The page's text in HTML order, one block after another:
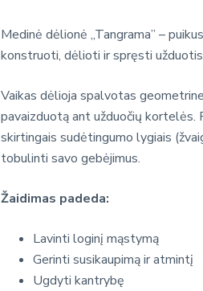
Medinė dėlionė „Tangrama” –
konstruoti, dėlioti ir spręsti
Vaikas dėlioja spalvotas
pavaizduotą ant užduočių
skirtingais sudėtingumo lygiais
tobulinti savo gebėjimus.
Žaidimas padeda:
Lavinti loginį mąstymą
Gerinti susikaupimą ir atmintį
Ugdyti kantrybę